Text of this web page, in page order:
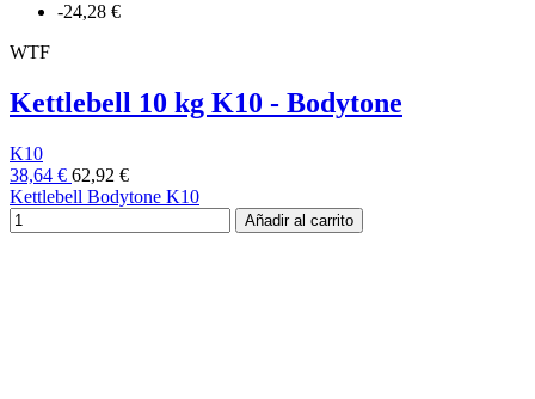
-24,28 €
WTF
Kettlebell 10 kg K10 - Bodytone
K10
38,64 € 62,92 €
Kettlebell Bodytone K10
Añadir al carrito